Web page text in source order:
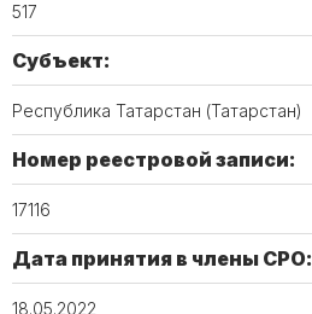
517
Субъект:
Республика Татарстан (Татарстан)
Номер реестровой записи:
17116
Дата принятия в члены СРО:
18.05.2022